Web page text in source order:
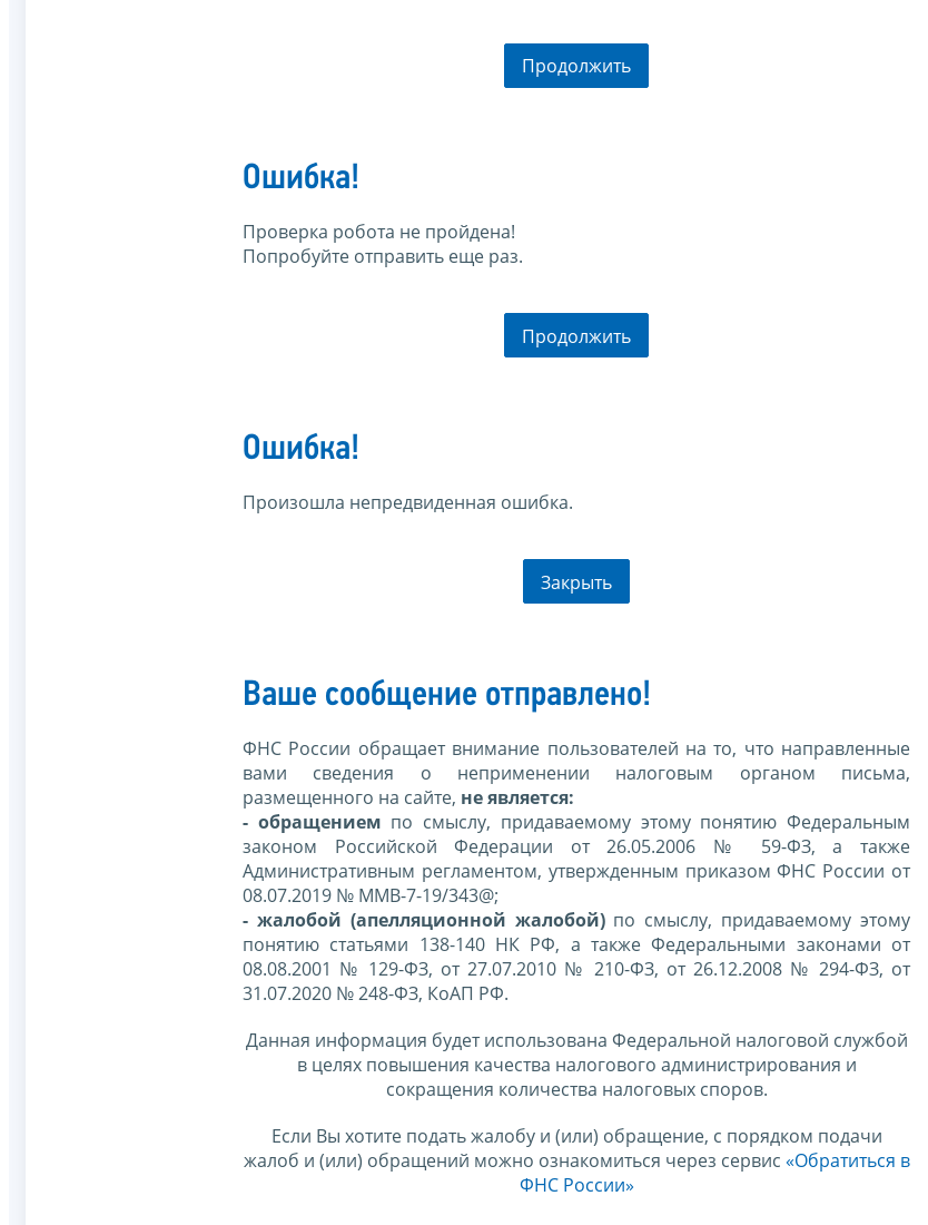
Продолжить
Ошибка!
Проверка робота не пройдена!
Попробуйте отправить еще раз.
Продолжить
Ошибка!
Произошла непредвиденная ошибка.
Закрыть
Ваше сообщение отправлено!
ФНС России обращает внимание пользователей на то, что направленные
вами сведения о неприменении налоговым органом письма,
размещенного на сайте, не является:
- обращением по смыслу, придаваемому этому понятию Федеральным
законом Российской Федерации от 26.05.2006 № 59-ФЗ, а также
Административным регламентом, утвержденным приказом ФНС России от
08.07.2019 № ММВ-7-19/343@;
- жалобой (апелляционной жалобой)по смыслу, придаваемому этому
понятию статьями 138-140 НК РФ, а также Федеральными законами от
08.08.2001 № 129-ФЗ, от 27.07.2010 № 210-ФЗ, от 26.12.2008 № 294-ФЗ, от
31.07.2020 № 248-ФЗ, КоАП РФ.
Данная информация будет использована Федеральной налоговой службой
в целях повышения качества налогового администрирования и
сокращения количества налоговых споров.
Если Вы хотите подать жалобу и (или) обращение, с порядком подачи
жалоб и (или) обращений можно ознакомиться через сервис «Обратиться в
ФНС России»